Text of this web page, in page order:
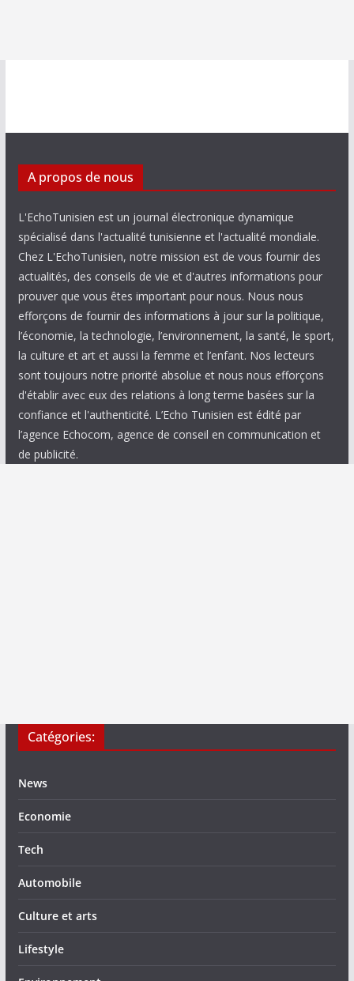
A propos de nous
L'EchoTunisien est un journal électronique dynamique
spécialisé dans l'actualité tunisienne et l'actualité mondiale.
Chez L'EchoTunisien, notre mission est de vous fournir des
actualités, des conseils de vie et d'autres informations pour
prouver que vous êtes important pour nous. Nous nous
efforçons de fournir des informations à jour sur la politique,
l’économie, la technologie, l’environnement, la santé, le sport,
la culture et art et aussi la femme et l’enfant. Nos lecteurs
sont toujours notre priorité absolue et nous nous efforçons
d'établir avec eux des relations à long terme basées sur la
confiance et l'authenticité. L’Echo Tunisien est édité par
l’agence Echocom, agence de conseil en communication et
de publicité.
Catégories:
News
Economie
Tech
Automobile
Culture et arts
Lifestyle